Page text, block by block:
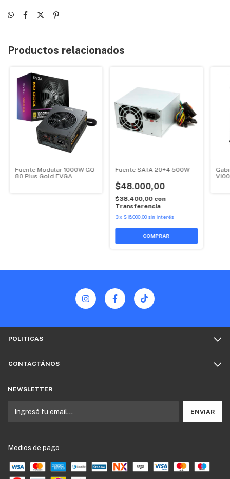
Productos relacionados
Fuente Modular 1000W GQ
80 Plus Gold EVGA
Fuente SATA 20+4 500W
$48.000,00
$38.400,00 con
Transferencia
3x $16.000,00 sin interés
POLITICAS
CONTACTÁNOS
NEWSLETTER
Medios de pago